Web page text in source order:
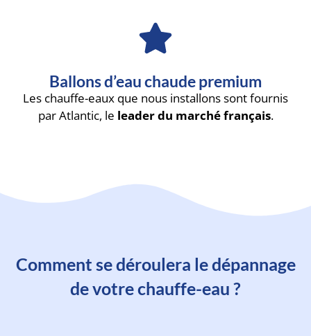
Ballons d’eau chaude premium
Les chauffe-eaux que nous installons sont fournis
par Atlantic, le leader du marché français.
Comment se déroulera le dépannage
de votre chauffe-eau ?